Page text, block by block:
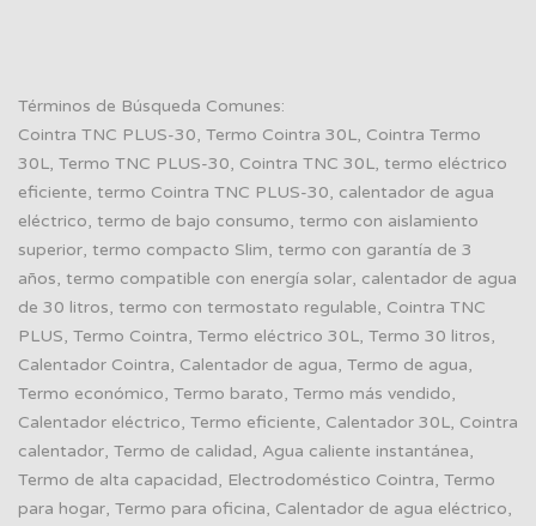
Términos de Búsqueda Comunes:
Cointra TNC PLUS-30, Termo Cointra 30L, Cointra Termo
30L, Termo TNC PLUS-30, Cointra TNC 30L, termo eléctrico
eficiente, termo Cointra TNC PLUS-30, calentador de agua
eléctrico, termo de bajo consumo, termo con aislamiento
superior, termo compacto Slim, termo con garantía de 3
años, termo compatible con energía solar, calentador de agua
de 30 litros, termo con termostato regulable, Cointra TNC
PLUS, Termo Cointra, Termo eléctrico 30L, Termo 30 litros,
Calentador Cointra, Calentador de agua, Termo de agua,
Termo económico, Termo barato, Termo más vendido,
Calentador eléctrico, Termo eficiente, Calentador 30L, Cointra
calentador, Termo de calidad, Agua caliente instantánea,
Termo de alta capacidad, Electrodoméstico Cointra, Termo
para hogar, Termo para oficina, Calentador de agua eléctrico,